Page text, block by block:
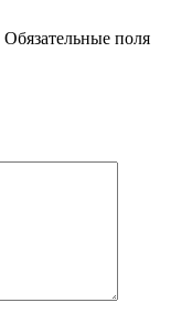
Обязательные поля